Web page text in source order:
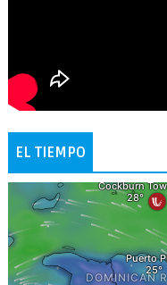
EL TIEMPO